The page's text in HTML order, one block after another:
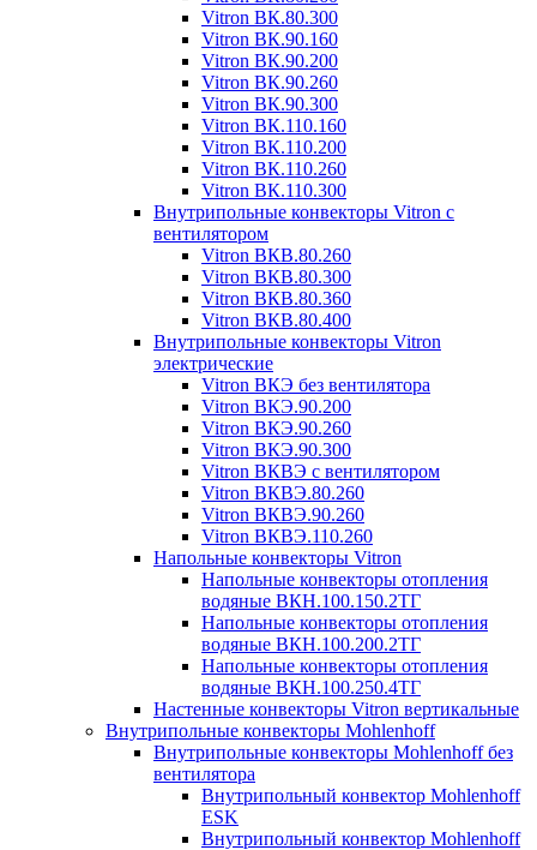
Vitron ВК.80.300
Vitron ВК.90.160
Vitron ВК.90.200
Vitron ВК.90.260
Vitron ВК.90.300
Vitron ВК.110.160
Vitron ВК.110.200
Vitron ВК.110.260
Vitron ВК.110.300
Внутрипольные конвекторы Vitron с
вентилятором
Vitron ВКВ.80.260
Vitron ВКВ.80.300
Vitron ВКВ.80.360
Vitron ВКВ.80.400
Внутрипольные конвекторы Vitron
электрические
Vitron ВКЭ без вентилятора
Vitron ВКЭ.90.200
Vitron ВКЭ.90.260
Vitron ВКЭ.90.300
Vitron ВКВЭ с вентилятором
Vitron ВКВЭ.80.260
Vitron ВКВЭ.90.260
Vitron ВКВЭ.110.260
Напольные конвекторы Vitron
Напольные конвекторы отопления
водяные ВКН.100.150.2ТГ
Напольные конвекторы отопления
водяные ВКН.100.200.2ТГ
Напольные конвекторы отопления
водяные ВКН.100.250.4ТГ
Настенные конвекторы Vitron вертикальные
Внутрипольные конвекторы Mohlenhoff
Внутрипольные конвекторы Mohlenhoff без
вентилятора
Внутрипольный конвектор Mohlenhoff
ESK
Внутрипольный конвектор Mohlenhoff